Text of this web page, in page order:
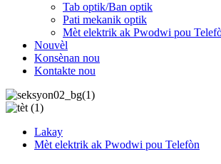
Tab optik/Ban optik
Pati mekanik optik
Mèt elektrik ak Pwodwi pou
Nouvèl
Konsènan nou
Kontakte nou
Lakay
Mèt elektrik ak Pwodwi pou Telefòn